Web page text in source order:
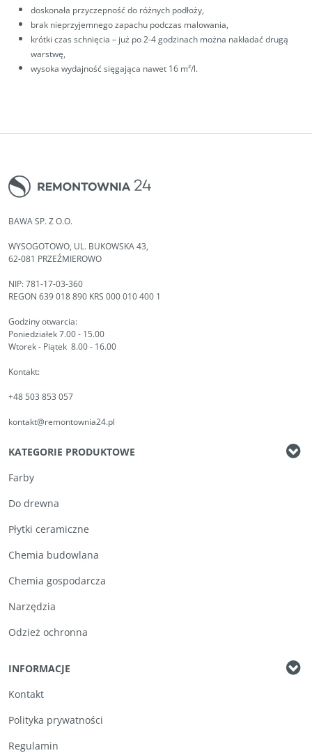
doskonała przyczepność do różnych podłoży,
brak nieprzyjemnego zapachu podczas malowania,
krótki czas schnięcia – już po 2-4 godzinach można nakładać drugą
warstwę,
wysoka wydajność sięgająca nawet 16 m²/l.
BAWA SP. Z O.O.
WYSOGOTOWO, UL. BUKOWSKA 43,
62-081 PRZEŹMIEROWO
NIP: 781-17-03-360
REGON 639 018 890 KRS 000 010 400 1
Godziny otwarcia:
Poniedziałek 7.00 - 15.00
Wtorek - Piątek 8.00 - 16.00
Kontakt:
+48 503 853 057
kontakt@remontownia24.pl
KATEGORIE PRODUKTOWE
Farby
Do drewna
Płytki ceramiczne
Chemia budowlana
Chemia gospodarcza
Narzędzia
Odzież ochronna
INFORMACJE
Kontakt
Polityka prywatności
Regulamin